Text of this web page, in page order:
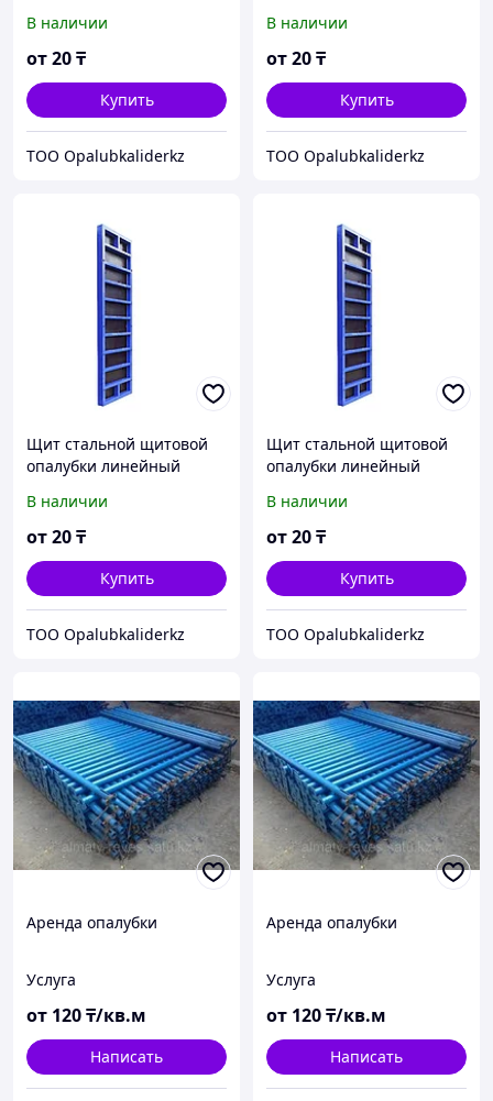
Промышленник
В наличии
от20₸
Купить
TOO Opalubkaliderkz
Промышленник
В наличии
от20₸
Купить
TOO Opalubkaliderkz
Щит стальной щитовой
опалубки линейный
Промышленник
В наличии
от20₸
Купить
TOO Opalubkaliderkz
Щит стальной щитовой
опалубки линейный
Промышленник
В наличии
от20₸
Купить
TOO Opalubkaliderkz
Аренда опалубки
Услуга
от 120₸/кв.м
Написать
Аренда опалубки
Услуга
от 120₸/кв.м
Написать